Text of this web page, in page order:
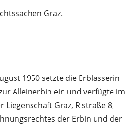
Graz.
1950 setzte die Erblasserin
Alleinerbin ein und verfügte im
Liegenschaft Graz, R.straße 8,
der Erbin und der